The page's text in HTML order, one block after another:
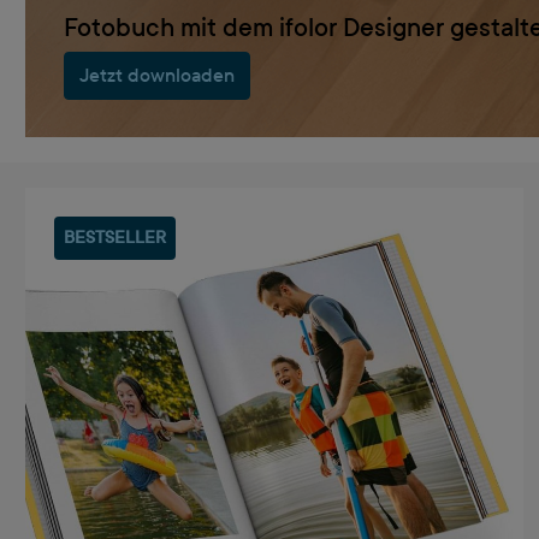
Fotobuch mit dem ifolor Designer
Jetzt downloaden
BESTSELLER